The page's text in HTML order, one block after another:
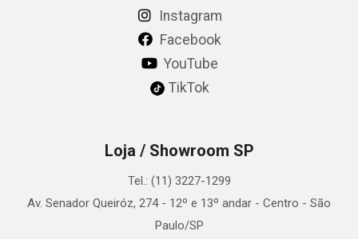
Instagram
Facebook
YouTube
TikTok
Loja / Showroom SP
Tel.: (11) 3227-1299
Av. Senador Queiróz, 274 - 12º e 13º andar - Centro - São
Paulo/SP